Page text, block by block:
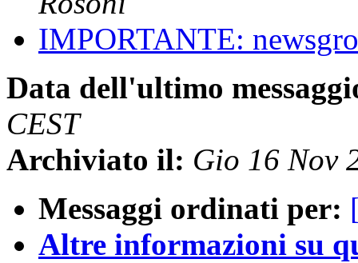
IMPORTANTE:
Data dell'ultimo
CEST
Archiviato il: Gio 16 Nov
Messaggi ordinati per:
Altre informazioni su